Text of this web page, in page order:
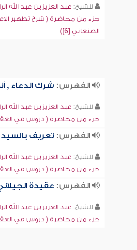
للشيخ: عبد العزيز بن عبد الله
جزء من محاضرة ( شرح تطهير
الصنعاني [6])
الفهرس: شرك الدعاء ,
للشيخ: عبد العزيز بن عبد الله
جزء من محاضرة ( دروس في
الفهرس: تعريف بالسيد
للشيخ: عبد العزيز بن عبد الله
جزء من محاضرة ( دروس في
الفهرس: عقيدة
للشيخ: عبد العزيز بن عبد الله
جزء من محاضرة ( دروس في